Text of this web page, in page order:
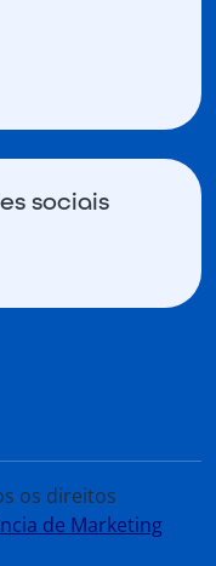
sociais
os direitos
de Marketing